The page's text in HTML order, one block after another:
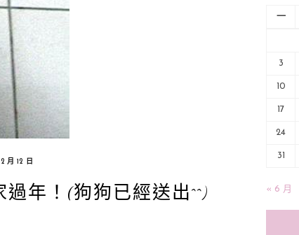
月 12 日
年！(狗狗已經送出^^)
一
3
10
17
24
31
« 6 月